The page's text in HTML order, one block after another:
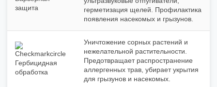
защита
герметизация щелей. Профилактика
появления насекомых и грызунов.
Гербицидная
обработка
Уничтожение сорных растений и
нежелательной растительности.
Предотвращает распространение
аллергенных трав, убирает укрытия
для грызунов и насекомых.